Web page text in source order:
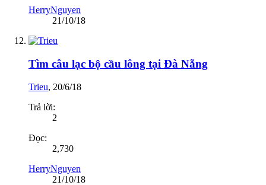
HerryNguyen
21/10/18
Tìm câu lạc bộ cầu lông tại Đà Nẵng
Trieu, 20/6/18
Trả lời:
2
Đọc:
2,730
HerryNguyen
21/10/18